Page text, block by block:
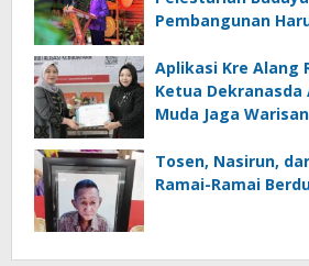
Pembangunan
Aplikasi Kre Alang
Ketua Dekranasda
Muda Jaga
Tosen, Nasirun,
Ramai-Ramai